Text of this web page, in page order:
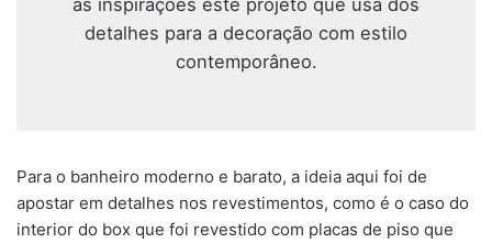
detalhes para a decoração com estilo
contemporâneo.
Para o banheiro moderno e barato, a ideia aqui foi de
apostar em detalhes nos revestimentos, como é o caso do
interior do box que foi revestido com placas de piso que